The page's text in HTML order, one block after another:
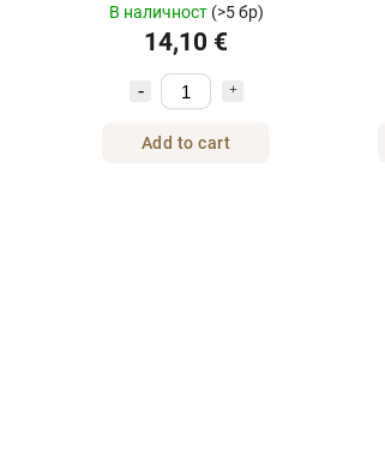
В наличност (>5 бр)
14,10 €
Add to cart